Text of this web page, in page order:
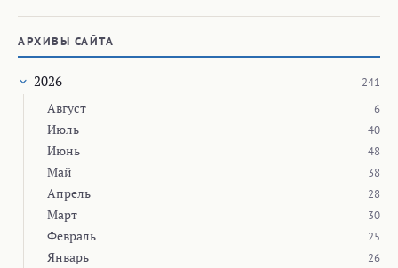
АРХИВЫ САЙТА
2026 241
Август 6
Июль 40
Июнь 48
Май 38
Апрель 28
Март 30
Февраль 25
Январь 26